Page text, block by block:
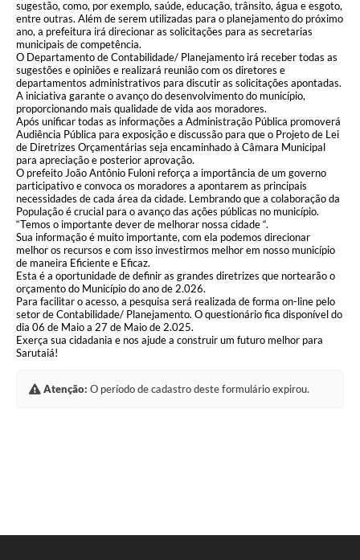
sugestão, como, por exemplo, saúde, educação, trânsito, água e esgoto,
entre outras. Além de serem utilizadas para o planejamento do próximo
ano, a prefeitura irá direcionar as solicitações para as secretarias
municipais de competência.
O Departamento de Contabilidade/ Planejamento irá receber todas as
sugestões e opiniões e realizará reunião com os diretores e
departamentos administrativos para discutir as solicitações apontadas.
A iniciativa garante o avanço do desenvolvimento do município,
proporcionando mais qualidade de vida aos moradores.
Após unificar todas as informações a Administração Pública promoverá
Audiência Pública para exposição e discussão para que o Projeto de Lei
de Diretrizes Orçamentárias seja encaminhado à Câmara Municipal
para apreciação e posterior aprovação.
O prefeito João Antônio Fuloni reforça a importância de um governo
participativo e convoca os moradores a apontarem as principais
necessidades de cada área da cidade. Lembrando que a colaboração da
População é crucial para o avanço das ações públicas no município.
“Temos o importante dever de melhorar nossa cidade “.
Sua informação é muito importante, com ela podemos direcionar
melhor os recursos e com isso investirmos melhor em nosso município
de maneira Eficiente e Eficaz.
Esta é a oportunidade de definir as grandes diretrizes que nortearão o
orçamento do Município do ano de 2.026.
Para facilitar o acesso, a pesquisa será realizada de forma on-line pelo
setor de Contabilidade/ Planejamento. O questionário fica disponível do
dia 06 de Maio a 27 de Maio de 2.025.
Exerça sua cidadania e nos ajude a construir um futuro melhor para
Sarutaiá!
Atenção: O período de cadastro deste formulário expirou.